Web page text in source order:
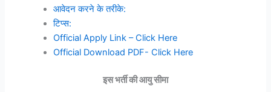
आवेदन करने के तरीके:
टिप्स:
Official Apply Link – Click Here
Official Download PDF- Click Here
इस भर्ती की आयु सीमा